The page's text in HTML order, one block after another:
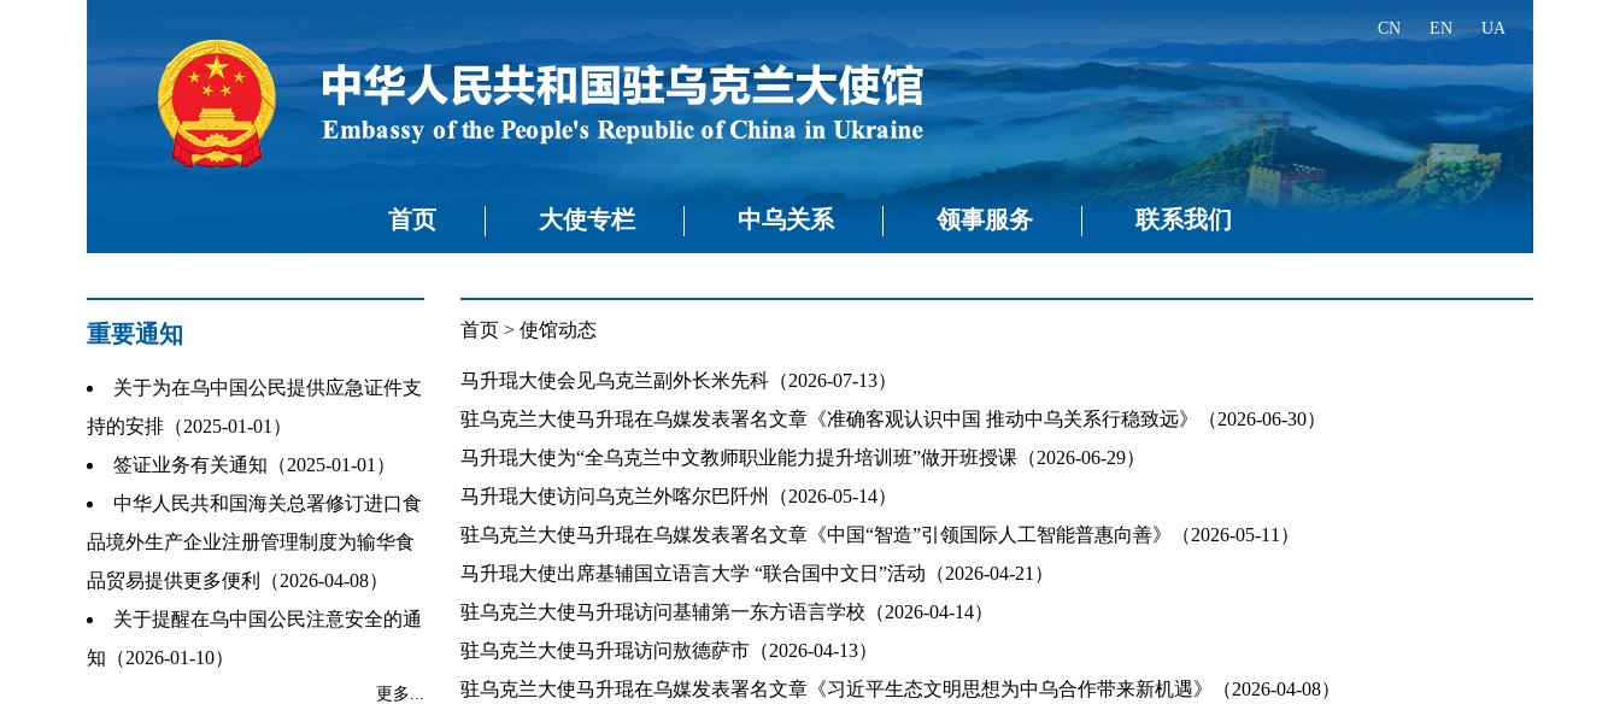
CN EN UA
首页 大使专栏 中乌关系 领事服务 联系我们
重要通知
关于为在乌中国公民提供应急证件支
持的安排（2025-01-01）
签证业务有关通知（2025-01-01）
中华人民共和国海关总署修订进口食
品境外生产企业注册管理制度为输华食
品贸易提供更多便利（2026-04-08）
关于提醒在乌中国公民注意安全的通
知（2026-01-10）
更多...
首页 > 使馆动态
马升琨大使会见乌克兰副外长米先科（2026-07-13）
驻乌克兰大使马升琨在乌媒发表署名文章《准确客观认识中国 推动中乌关系行稳致远》（2026-06-30）
马升琨大使为“全乌克兰中文教师职业能力提升培训班”做开班授课（2026-06-29）
马升琨大使访问乌克兰外喀尔巴阡州（2026-05-14）
驻乌克兰大使马升琨在乌媒发表署名文章《中国“智造”引领国际人工智能普惠向善》（2026-05-11）
马升琨大使出席基辅国立语言大学 “联合国中文日”活动（2026-04-21）
驻乌克兰大使马升琨访问基辅第一东方语言学校（2026-04-14）
驻乌克兰大使马升琨访问敖德萨市（2026-04-13）
驻乌克兰大使马升琨在乌媒发表署名文章《习近平生态文明思想为中乌合作带来新机遇》（2026-04-08）